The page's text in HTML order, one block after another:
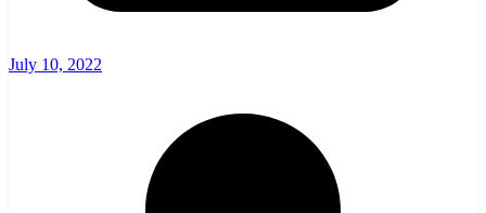
July 10, 2022